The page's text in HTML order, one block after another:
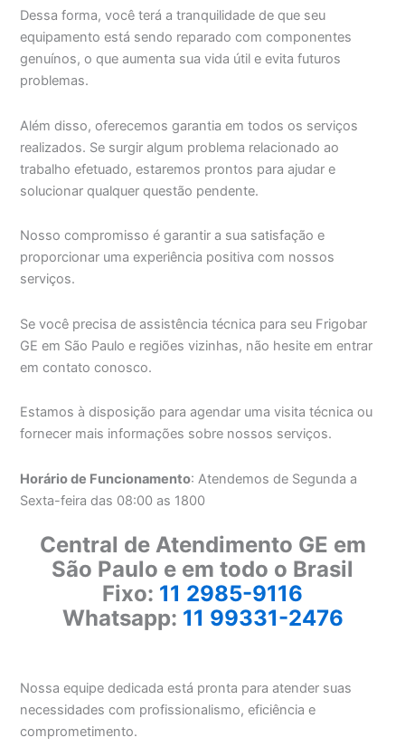
Dessa forma, você terá a tranquilidade de que seu
equipamento está sendo reparado com componentes
genuínos, o que aumenta sua vida útil e evita futuros
problemas.
Além disso, oferecemos garantia em todos os serviços
realizados. Se surgir algum problema relacionado ao
trabalho efetuado, estaremos prontos para ajudar e
solucionar qualquer questão pendente.
Nosso compromisso é garantir a sua satisfação e
proporcionar uma experiência positiva com nossos
serviços.
Se você precisa de assistência técnica para seu Frigobar
GE em São Paulo e regiões vizinhas, não hesite em entrar
em contato conosco.
Estamos à disposição para agendar uma visita técnica ou
fornecer mais informações sobre nossos serviços.
Horário de Funcionamento: Atendemos de Segunda a
Sexta-feira das 08:00 as 1800
Central de Atendimento GE em
São Paulo e em todo o Brasil
Fixo: 11 2985-9116
Whatsapp: 11 99331-2476
Nossa equipe dedicada está pronta para atender suas
necessidades com profissionalismo, eficiência e
comprometimento.